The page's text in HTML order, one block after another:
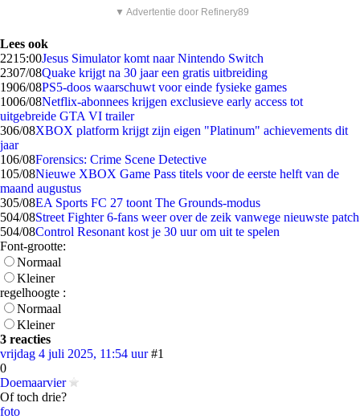
▼ Advertentie door Refinery89
Lees ook
2215:00Jesus Simulator komt naar Nintendo Switch
2307/08Quake krijgt na 30 jaar een gratis uitbreiding
1906/08PS5-doos waarschuwt voor einde fysieke games
1006/08Netflix-abonnees krijgen exclusieve early access tot
uitgebreide GTA VI trailer
306/08XBOX platform krijgt zijn eigen "Platinum" achievements dit
jaar
106/08Forensics: Crime Scene Detective
105/08Nieuwe XBOX Game Pass titels voor de eerste helft van de
maand augustus
305/08EA Sports FC 27 toont The Grounds-modus
504/08Street Fighter 6-fans weer over de zeik vanwege nieuwste patch
504/08Control Resonant kost je 30 uur om uit te spelen
Font-grootte:
Normaal
Kleiner
regelhoogte :
Normaal
Kleiner
3 reacties
vrijdag 4 juli 2025, 11:54 uur #1
0
Doemaarvier
Of toch drie?
foto